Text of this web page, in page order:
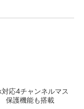
応4チャンネルマス
保護機能も搭載